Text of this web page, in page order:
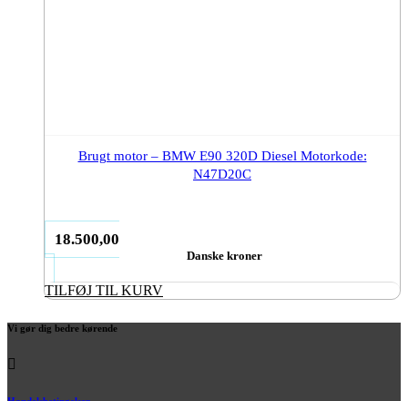
Brugt motor – BMW E90 320D Diesel Motorkode:
N47D20C
18.500,00
Danske kroner
TILFØJ TIL KURV
Vi gør dig bedre kørende